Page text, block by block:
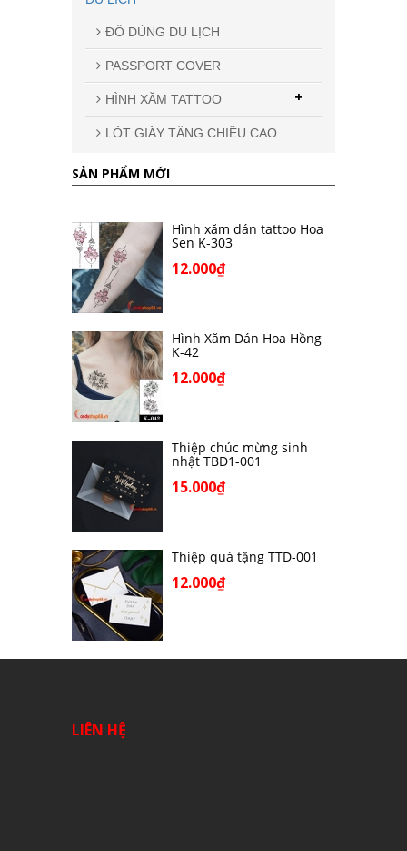
ĐỒ DÙNG DU LỊCH
PASSPORT COVER
HÌNH XĂM TATTOO +
LÓT GIÀY TĂNG CHIỀU CAO
SẢN PHẨM MỚI
Hình xăm dán tattoo Hoa
Sen K-303
12.000₫
Hình Xăm Dán Hoa Hồng
K-42
12.000₫
Thiệp chúc mừng sinh
nhật TBD1-001
15.000₫
Thiệp quà tặng TTD-001
12.000₫
LIÊN HỆ